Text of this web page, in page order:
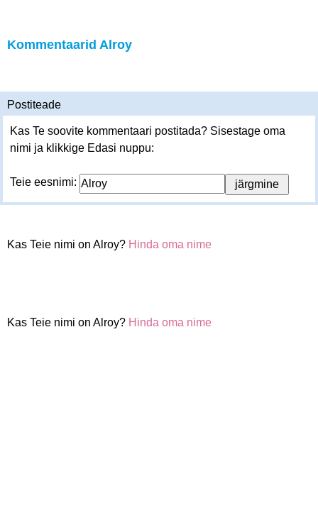
Kommentaarid Alroy
Postiteade
Kas Te soovite kommentaari postitada? Sisestage oma
nimi ja klikkige Edasi nuppu:
Teie eesnimi:
Kas Teie nimi on Alroy? Hinda oma nime
Kas Teie nimi on Alroy? Hinda oma nime